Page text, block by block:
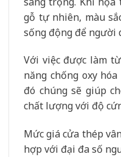
gỗ tự nhiên, màu
sống động để người
Với việc được làm
năng chống oxy
đó chúng sẽ giúp
chất lượng với độ
Mức giá cửa thép
hợp với đại đa số